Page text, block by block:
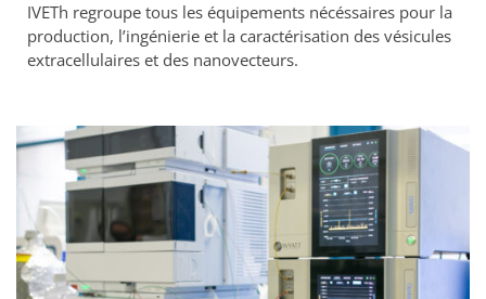
IVETh regroupe tous les équipements nécéssaires pour la
production, l’ingénierie et la caractérisation des vésicules
extracellulaires et des nanovecteurs.